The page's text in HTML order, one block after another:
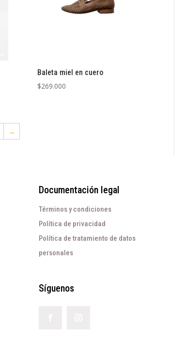
Baleta miel en cuero
$269.000
→
Documentación legal
Términos y condiciones
Política de privacidad
Política de tratamiento de datos
personales
Síguenos